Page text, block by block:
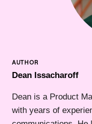
Dean Issacharoff
Dean is a Product
with years of